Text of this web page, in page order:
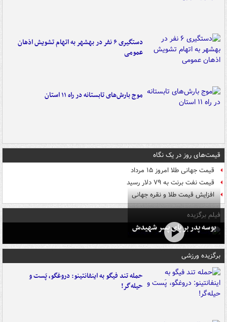
دستگیری ۶ نفر در بهشهر به اتهام تشویش اذهان
عمومی
موج بارش‌های تابستانه در راه ۱۱ استان
قیمت‌های روز در یک نگاه
قیمت جهانی طلا امروز ۱۵ مرداد
قیمت نفت برنت به ۷۹ دلار رسید
افزایش قیمت طلا و نقره جهانی
فیلم برگزیده
بوسه‌ پدر بر پای پسر شهیدش
برگزیده ورزشی
حمله تند فیگو به اینفانتینو: دروغگو، پَست‌ و
حیله‌گر!